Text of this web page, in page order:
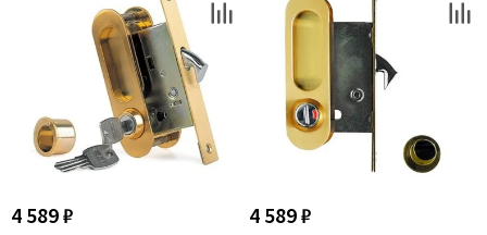
4 589 ₽ 4 589 ₽